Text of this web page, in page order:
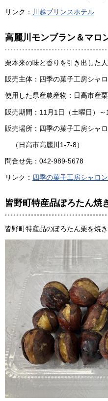
リンク： 川越プリンスホテル
高麗川モンブラン＆マロ
栗本来の味と香りを引き出した
販売主体：四季の菓子工房シャ
使用した県産農産物：日高市産栗
販売期間：11月1日（土曜日）～
販売場所：四季の菓子工房シャ
（日高市高麗川1-7-8）
問合せ先：042-989-5678
リンク： 四季の菓子工房シャロン
皆野町特産品ぽろたん焼
皆野町特産品のぽろたん栗を焼